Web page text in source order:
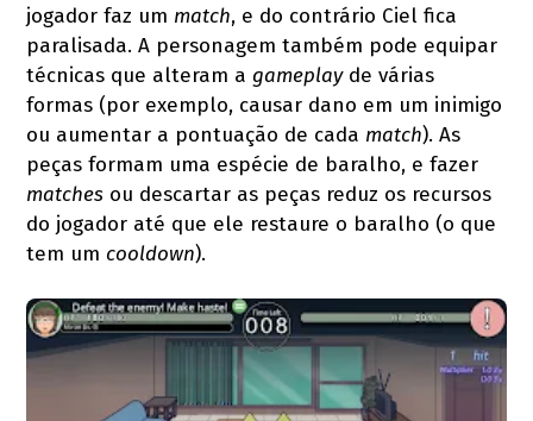
jogador faz um match, e do contrário Ciel fica
paralisada. A personagem também pode equipar
técnicas que alteram agameplayde várias
formas (por exemplo, causar dano em um inimigo
ou aumentar a pontuação de cada match). As
peças formam uma espécie de baralho, e fazer
matches ou descartar as peças reduz os recursos
do jogador até que ele restaure o baralho (o que
tem um cooldown).